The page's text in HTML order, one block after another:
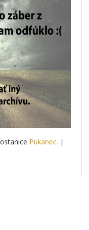
Pukanec. |